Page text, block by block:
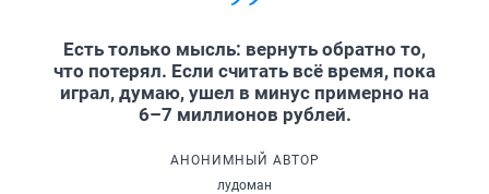
Есть только мысль: вернуть обратно то,
что потерял. Если считать всё время, пока
играл, думаю, ушел в минус примерно на
6–7 миллионов рублей.
АНОНИМНЫЙ АВТОР
лудоман